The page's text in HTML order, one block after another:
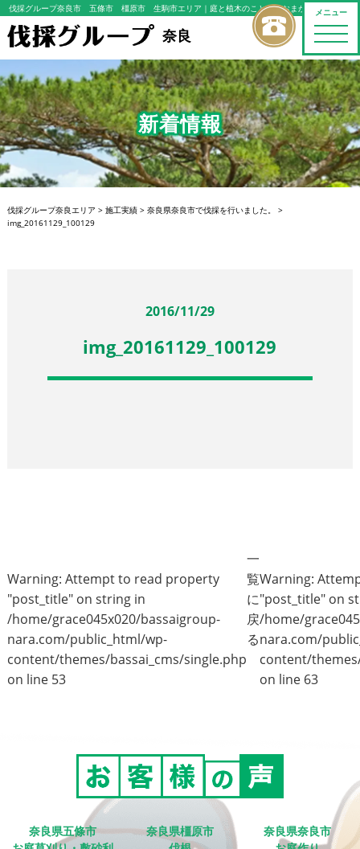
メニュー
toggle
伐採グループ奈良市 五條市 橿原市 生駒市エリア ｜庭と植木のことならおまかせください
奈良
新着情報
伐採グループ奈良エリア > 施工実績> 奈良県奈良市で伐採を行いました。
>
img_20161129_100129
2016/11/29
img_20161129_100129
Warning: Attempt to read property
"post_title" on string in
/home/grace045x020/bassaigroup-
nara.com/public_html/wp-
content/themes/bassai_cms/single.php
on line 53
一
覧
に
戻
る
Warning:
"post_title" on
/home/
nara.com/
content/
on line 63
奈良県五條市
奈良県橿原市
奈良県奈良市